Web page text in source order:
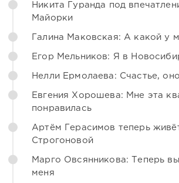
Никита Гуранда под
Майорки
Галина Маковская: А какой у
Егор Мельников: Я в
Нелли Ермолаева: Счастье,
Евгения Хорошева: Мне эта
понравилась
Артём Герасимов теперь
Строгоновой
Марго Овсянникова: Теперь
меня